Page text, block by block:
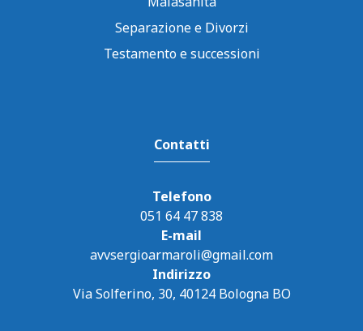
Separazione e Divorzi
Testamento e successioni
Contatti
Telefono
051 64 47 838
E-mail
avvsergioarmaroli@gmail.com
Indirizzo
Via Solferino, 30, 40124 Bologna BO